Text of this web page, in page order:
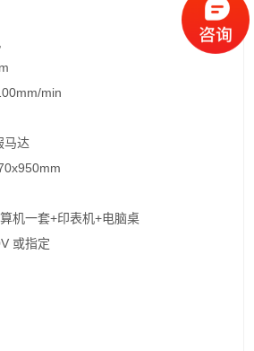
min
马达
机一套+印表机+电脑桌
或指定